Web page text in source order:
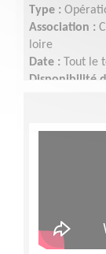
Type :
Association :
loire
Date :
Tout le
Disponibilité